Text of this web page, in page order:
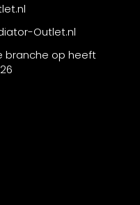
Outlet.nl
branche op heeft